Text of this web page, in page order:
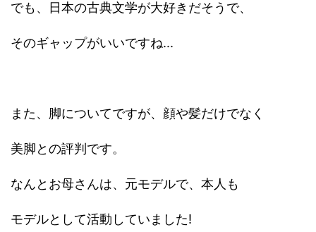
でも、日本の古典文学が大好きだそうで、
そのギャップがいいですね...
また、脚についてですが、顔や髪だけでなく
美脚との評判です。
なんとお母さんは、元モデルで、本人も
モデルとして活動していました!